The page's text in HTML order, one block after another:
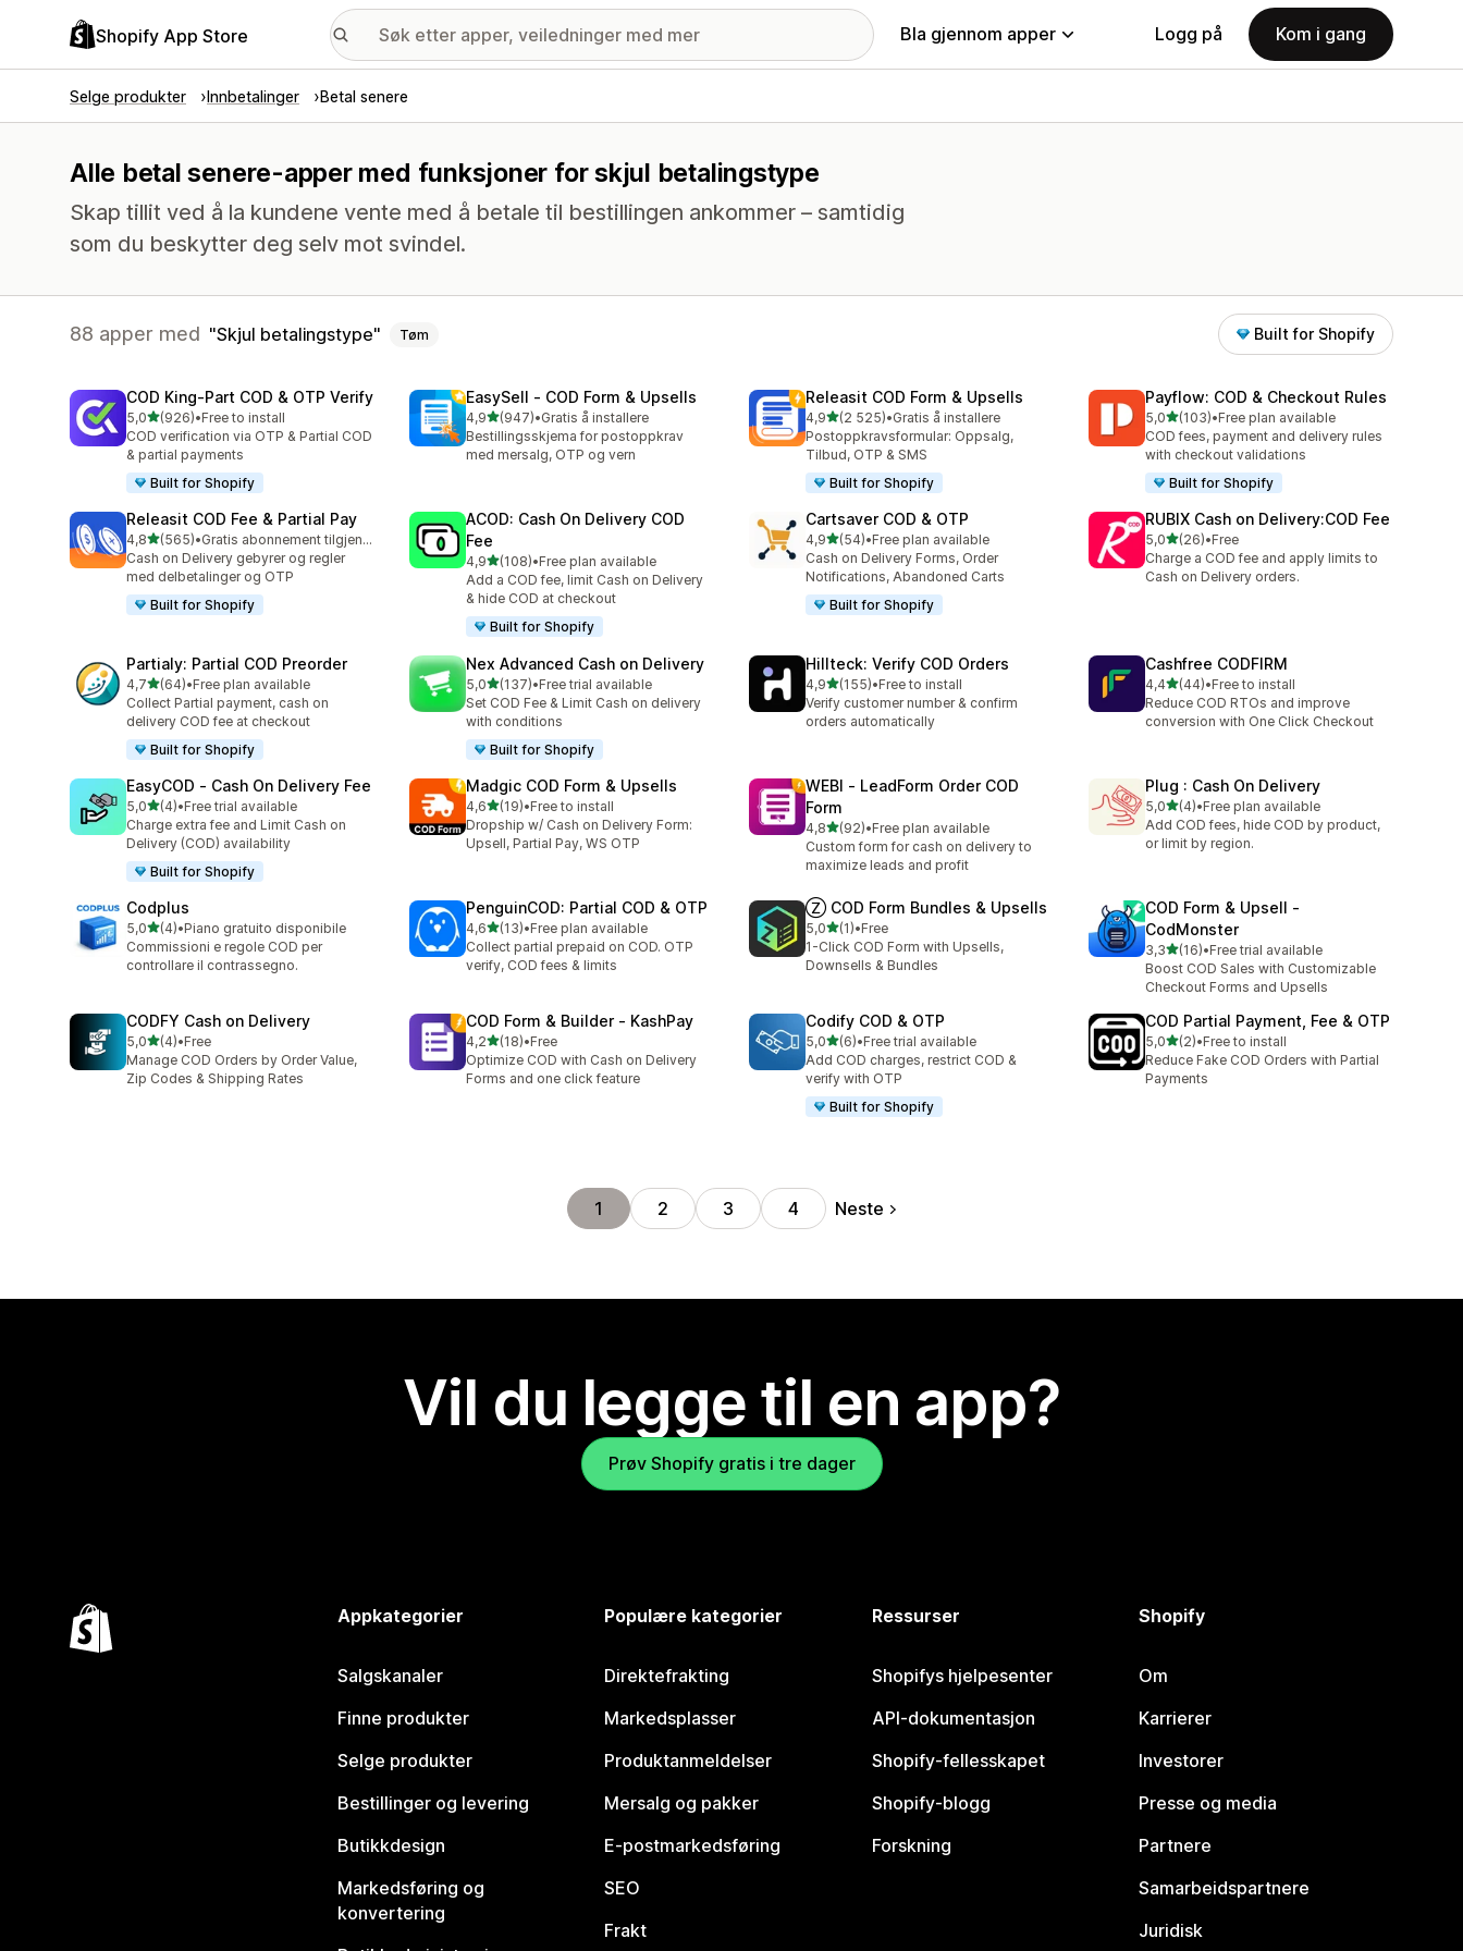
Shopify App Store Bla gjennom apper Logg på Kom i gang
Selge produkter Innbetalinger Betal senere
Alle betal senere-apper med funksjoner for skjul betalingstype
Skap tillit ved å la kundene vente med å betale til bestillingen ankommer – samtidig
som du beskytter deg selv mot svindel.
88 apper med Skjul betalingstype Tøm Built for Shopify
COD King‑Part COD & OTP Verify
5,0av 5 stjerner
(926)
Totalt 926 omtaler
•Free to install
COD verification via OTP & Partial COD
& partial payments
Built for Shopify
EasySell ‑ COD Form & Upsells
4,9av 5 stjerner
(947)
Totalt 947 omtaler
•Gratis å installere
Bestillingsskjema for postoppkrav
med mersalg, OTP og vern
Releasit COD Form & Upsells
4,9av 5 stjerner
(2 525)
Totalt 2525 omtaler
•Gratis å installere
Postoppkravsformular: Oppsalg,
Tilbud, OTP & SMS
Built for Shopify
Payflow: COD & Checkout Rules
5,0av 5 stjerner
(103)
Totalt 103 omtaler
•Free plan available
COD fees, payment and delivery rules
with checkout validations
Built for Shopify
Releasit COD Fee & Partial Pay
4,8av 5 stjerner
(565)
Totalt 565 omtaler
•
Gratis abonnement tilgjengelig
Cash on Delivery gebyrer og regler
med delbetalinger og OTP
Built for Shopify
ACOD: Cash On Delivery COD
Fee
4,9av 5 stjerner
(108)
Totalt 108 omtaler
•Free plan available
Add a COD fee, limit Cash on Delivery
& hide COD at checkout
Built for Shopify
Cartsaver COD & OTP
4,9av 5 stjerner
(54)
Totalt 54 omtaler
•Free plan available
Cash on Delivery Forms, Order
Notifications, Abandoned Carts
Built for Shopify
RUBIX Cash on Delivery:COD Fee
5,0av 5 stjerner
(26)
Totalt 26 omtaler
•Free
Charge a COD fee and apply limits to
Cash on Delivery orders.
Partialy: Partial COD Preorder
4,7av 5 stjerner
(64)
Totalt 64 omtaler
•Free plan available
Collect Partial payment, cash on
delivery COD fee at checkout
Built for Shopify
Nex Advanced Cash on Delivery
5,0av 5 stjerner
(137)
Totalt 137 omtaler
•Free trial available
Set COD Fee & Limit Cash on delivery
with conditions
Built for Shopify
Hillteck: Verify COD Orders
4,9av 5 stjerner
(155)
Totalt 155 omtaler
•Free to install
Verify customer number & confirm
orders automatically
Cashfree CODFIRM
4,4av 5 stjerner
(44)
Totalt 44 omtaler
•Free to install
Reduce COD RTOs and improve
conversion with One Click Checkout
EasyCOD ‑ Cash On Delivery Fee
5,0av 5 stjerner
(4)
Totalt 4 omtaler
•Free trial available
Charge extra fee and Limit Cash on
Delivery (COD) availability
Built for Shopify
Madgic COD Form & Upsells
4,6av 5 stjerner
(19)
Totalt 19 omtaler
•Free to install
Dropship w/ Cash on Delivery Form:
Upsell, Partial Pay, WS OTP
WEBI ‑ LeadForm Order COD
Form
4,8av 5 stjerner
(92)
Totalt 92 omtaler
•Free plan available
Custom form for cash on delivery to
maximize leads and profit
Plug : Cash On Delivery
5,0av 5 stjerner
(4)
Totalt 4 omtaler
•Free plan available
Add COD fees, hide COD by product,
or limit by region.
Codplus
5,0av 5 stjerner
(4)
Totalt 4 omtaler
•Piano gratuito disponibile
Commissioni e regole COD per
controllare il contrassegno.
PenguinCOD: Partial COD & OTP
4,6av 5 stjerner
(13)
Totalt 13 omtaler
•Free plan available
Collect partial prepaid on COD. OTP
verify, COD fees & limits
Ⓩ COD Form Bundles & Upsells
5,0av 5 stjerner
(1)
Totalt 1 omtaler
•Free
1-Click COD Form with Upsells,
Downsells & Bundles
COD Form & Upsell ‑
CodMonster
3,3av 5 stjerner
(16)
Totalt 16 omtaler
•Free trial available
Boost COD Sales with Customizable
Checkout Forms and Upsells
CODFY Cash on Delivery
5,0av 5 stjerner
(4)
Totalt 4 omtaler
•Free
Manage COD Orders by Order Value,
Zip Codes & Shipping Rates
COD Form & Builder ‑ KashPay
4,2av 5 stjerner
(18)
Totalt 18 omtaler
•Free
Optimize COD with Cash on Delivery
Forms and one click feature
Codify COD & OTP
5,0av 5 stjerner
(6)
Totalt 6 omtaler
•Free trial available
Add COD charges, restrict COD &
verify with OTP
Built for Shopify
COD Partial Payment, Fee & OTP
5,0av 5 stjerner
(2)
Totalt 2 omtaler
•Free to install
Reduce Fake COD Orders with Partial
Payments
1 2 3 4 Neste
Vil du legge til en app?
Prøv Shopify gratis i tre dager
Appkategorier
Salgskanaler
Finne produkter
Selge produkter
Bestillinger og levering
Butikkdesign
Markedsføring og
konvertering
Populære kategorier
Direktefrakting
Markedsplasser
Produktanmeldelser
Mersalg og pakker
E-postmarkedsføring
SEO
Frakt
Ressurser
Shopifys hjelpesenter
API-dokumentasjon
Shopify-fellesskapet
Shopify-blogg
Forskning
Shopify
Om
Karrierer
Investorer
Presse og media
Partnere
Samarbeidspartnere
Juridisk